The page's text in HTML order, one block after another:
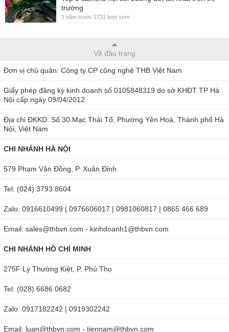
trường
3 năm trước 1721 lượt xem
Về đầu trang
Đơn vị chủ quản: Công ty CP công nghệ THB Việt Nam
Giấy phép đăng ký kinh doanh số 0105848319 do sở KHĐT TP Hà
Nội cấp ngày 09/04/2012
Địa chỉ ĐKKD: Số 30 Mạc Thái Tổ, Phường Yên Hoà, Thành phố Hà
Nội, Việt Nam
CHI NHÁNH HÀ NỘI
579 Phạm Văn Đồng, P. Xuân Đỉnh
Tel: (024) 3793 8604
Zalo: 0916610499 | 0976606017 | 0981060817 | 0865 466 689
Email: sales@thbvn.com - kinhdoanh1@thbvn.com
CHI NHÁNH HỒ CHÍ MINH
275F Lý Thường Kiệt, P. Phú Thọ
Tel: (028) 6686 0682
Zalo: 0917182242 | 0919302242
Email: luan@thbvn.com - tiennam@thbvn.com